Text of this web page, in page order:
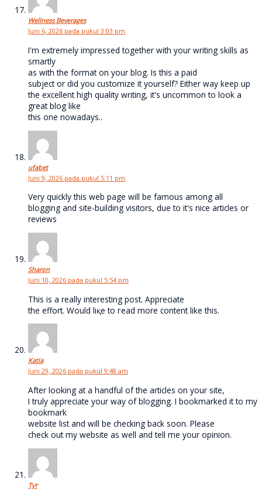
Wellness Beverages
Juni 6, 2026 pada pukul 3:03 pm
I'm extremely impressed together with your writing skills as
smartly
as with the format on your blog. Is this a paid
subject or did you customize it yourself? Either way keep up
the excellent high quality writing, it's uncommon to look a
great blog like
this one nowadays..
ufabet
Juni 9, 2026 pada pukul 5:11 pm
Very quickly this web page will be famous among all
blogging and site-building visitors, due to it's nice articles or
reviews
Sharon
Juni 10, 2026 pada pukul 5:54 pm
Τhіѕ is a really іnteresting post. Apprecіate
the effort. Would liқe to гead more content likе thіs.
Katia
Juni 29, 2026 pada pukul 9:48 am
After looking at a handful of the articles on your site,
I truly appreciate your way of blogging. I bookmarked it to my
bookmark
website list and will be checking back soon. Please
check out my website as well and tell me your opinion.
Тут